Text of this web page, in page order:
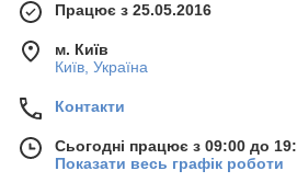
Працює з 25.05.2016
м. Київ
Київ, Україна
Контакти
Сьогодні працює з 09:00 до
Показати весь графік роботи